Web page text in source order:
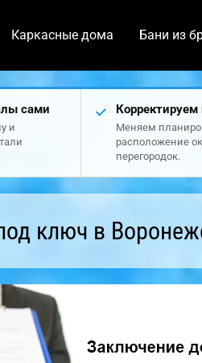
Каркасные дома Бани из
сами
и
Меняем
расположение
перегородок.
ключ в